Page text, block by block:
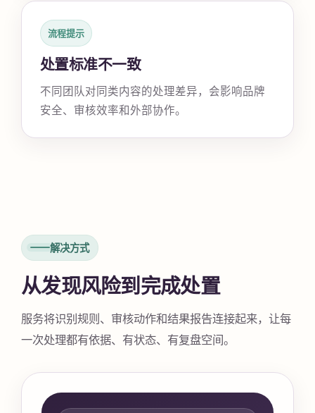
流程提示
处置标准不一致
不同团队对同类内容的处理差异，会影响品牌
安全、审核效率和外部协作。
解决方式
从发现风险到完成处置
服务将识别规则、审核动作和结果报告连接起来，让每
一次处理都有依据、有状态、有复盘空间。